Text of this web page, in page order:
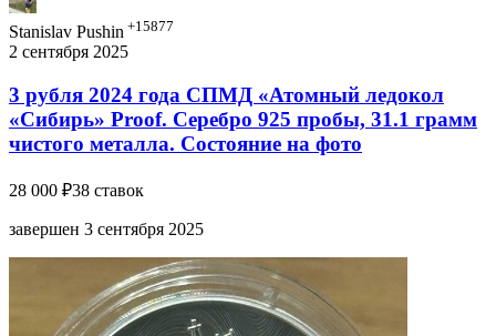
Stanislav Pushin +15877
2 сентября 2025
3 рубля 2024 года СПМД «Атомный ледокол
«Сибирь» Proof. Серебро 925 пробы, 31.1 грамм
чистого металла. Состояние на фото
28 000 ₽38 ставок
завершен 3 сентября 2025